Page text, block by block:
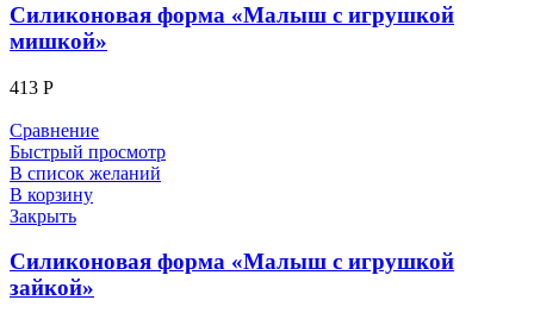
Силиконовая форма «Малыш с игрушкой
мишкой»
413 Р
Сравнение
Быстрый просмотр
В список желаний
В корзину
Закрыть
Силиконовая форма «Малыш с игрушкой
зайкой»